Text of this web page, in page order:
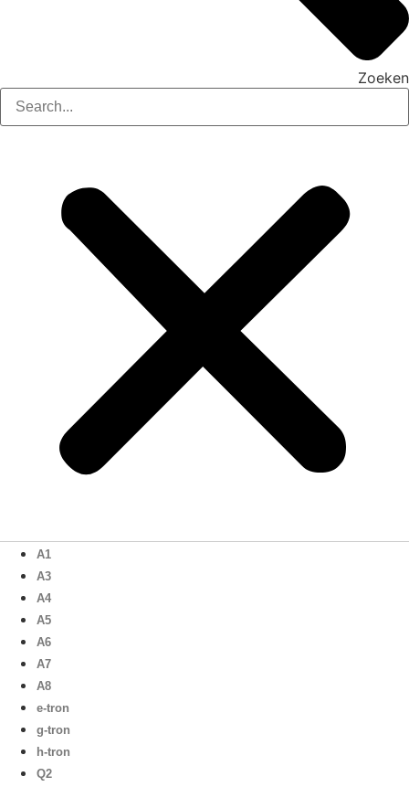
Zoeken
A1
A3
A4
A5
A6
A7
A8
e-tron
g-tron
h-tron
Q2